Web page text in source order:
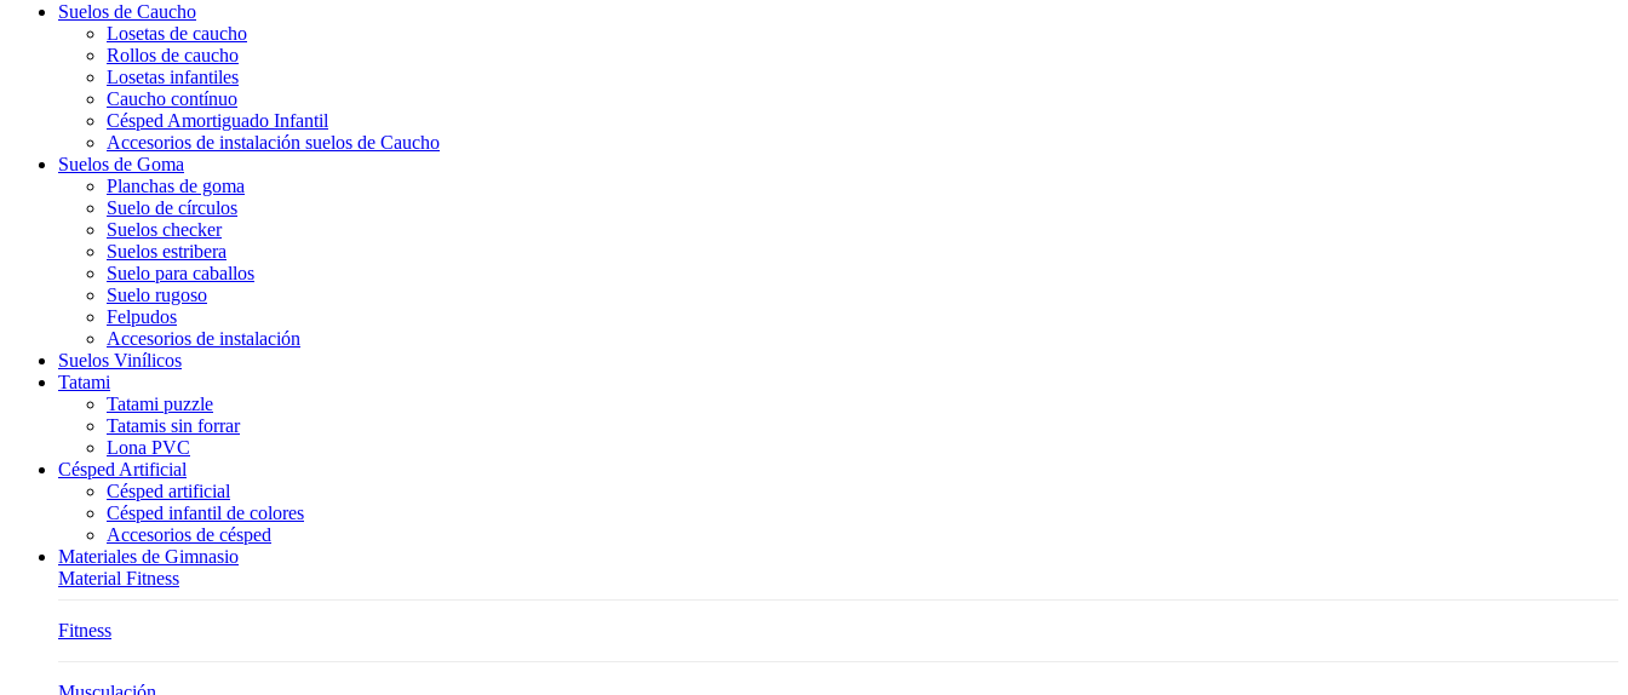
Suelos de Caucho
Losetas de caucho
Rollos de caucho
Losetas infantiles
Caucho contínuo
Césped Amortiguado Infantil
Accesorios de instalación suelos de Caucho
Suelos de Goma
Planchas de goma
Suelo de círculos
Suelos checker
Suelos estribera
Suelo para caballos
Suelo rugoso
Felpudos
Accesorios de instalación
Suelos Vinílicos
Tatami
Tatami puzzle
Tatamis sin forrar
Lona PVC
Césped Artificial
Césped artificial
Césped infantil de colores
Accesorios de césped
Materiales de Gimnasio
Material Fitness
Fitness